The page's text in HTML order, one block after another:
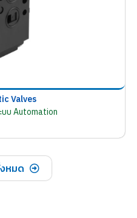
Valves
บบ Automation
หมด